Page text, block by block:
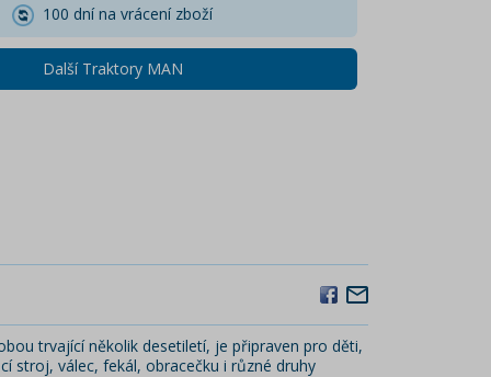
100 dní na vrácení zboží
Další Traktory MAN
trvající několik desetiletí, je připraven pro děti,
stroj, válec, fekál, obracečku i různé druhy